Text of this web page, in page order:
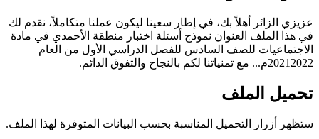
عزيزي الزائر أهلاً بك، في إطار سعينا ليكون عملنا متكاملاً، نقدم لك
في هذا الملف العنوان نموذج أسئلة اختبار منطقة الأحمدي في مادة
الاجتماعيات للصف السادس للفصل الدراسي الأول من العام
20212022م... مع تمنياتنا لكم بالنجاح والتفوق الدائم.
تحميل الملف
ستظهر أزرار التحميل المناسبة بحسب البيانات المتوفرة لهذا الملف.